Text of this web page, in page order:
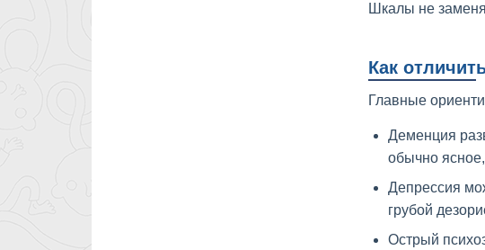
Шкалы не
Как
Главные
Деменция
обычно
Депрессия
грубой
Острый